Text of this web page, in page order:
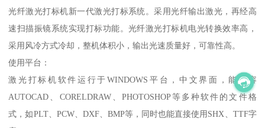
光纤激光打标机新一代激光打标系统。采用光纤输出激光，再经高
速扫描振镜系统实现打标功能。光纤激光打标机电光转换效率高，
采用风冷方式冷却，整机体积小，输出光速质量好，可靠性高。
使用平台：
激光打标机软件运行于WINDOWS平台，中文界面，能兼容
AUTOCAD、CORELDRAW、PHOTOSHOP等多种软件的文件格
式，如PLT、PCW、DXF、BMP等，同时也能直接使用SHX、TTF字